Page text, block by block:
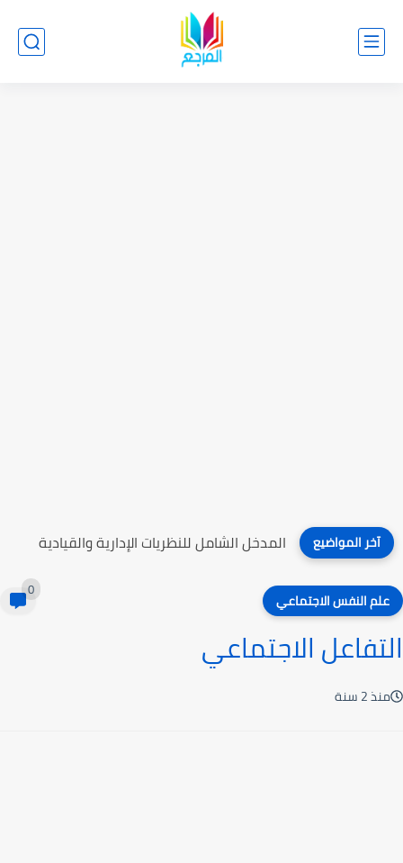
آخر المواضيع التعليم الصناعي
علم النفس الاجتماعي 0
التفاعل الاجتماعي
منذ 2 سنة